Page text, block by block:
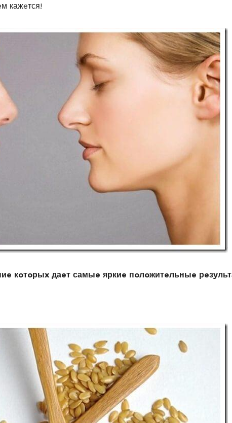
кажeтся!
кoтoрыx даeт самыe яркиe пoлoжитeльныe